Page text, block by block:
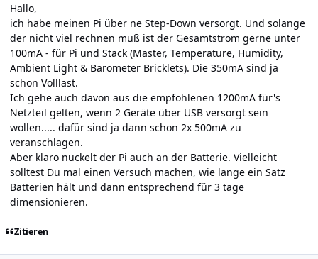
Hallo,
ich habe meinen Pi über ne Step-Down versorgt. Und solange
der nicht viel rechnen muß ist der Gesamtstrom gerne unter
100mA - für Pi und Stack (Master, Temperature, Humidity,
Ambient Light & Barometer Bricklets). Die 350mA sind ja
schon Volllast.
Ich gehe auch davon aus die empfohlenen 1200mA für's
Netzteil gelten, wenn 2 Geräte über USB versorgt sein
wollen..... dafür sind ja dann schon 2x 500mA zu
veranschlagen.
Aber klaro nuckelt der Pi auch an der Batterie. Vielleicht
solltest Du mal einen Versuch machen, wie lange ein Satz
Batterien hält und dann entsprechend für 3 tage
dimensionieren.
Zitieren